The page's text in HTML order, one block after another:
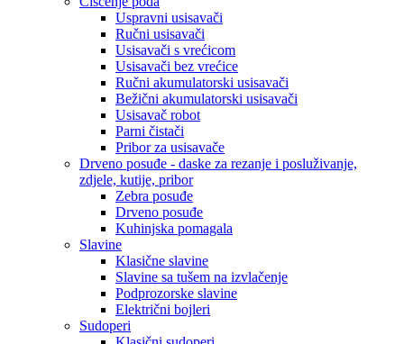
Uspravni usisavači
Ručni usisavači
Usisavači s vrećicom
Usisavači bez vrećice
Ručni akumulatorski usisavači
Bežični akumulatorski usisavači
Usisavač robot
Parni čistači
Pribor za usisavače
Drveno posuđe - daske za rezanje i posluživanje,
zdjele, kutije, pribor
Zebra posuđe
Drveno posuđe
Kuhinjska pomagala
Slavine
Klasične slavine
Slavine sa tušem na izvlačenje
Podprozorske slavine
Električni bojleri
Sudoperi